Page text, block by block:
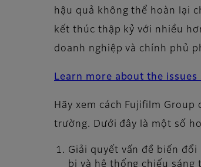
hậu quả không thể hoàn lại
kết thúc thập kỷ với nhiều
doanh nghiệp và chính phủ
Learn more about the
Hãy xem cách Fujifilm
trường. Dưới đây là một số
Giải quyết vấn đề biến
bị và hệ thống chiếu